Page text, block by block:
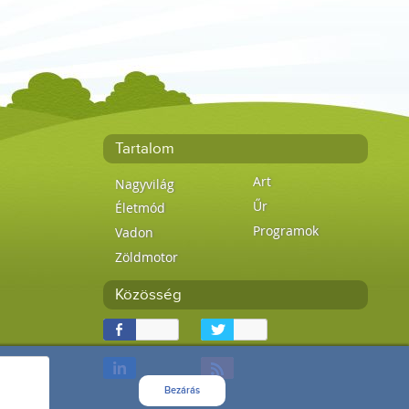
Bezárás
Tartalom
Nagyvilág
Életmód
Vadon
Zöldmotor
Art
Űr
Programok
Közösség